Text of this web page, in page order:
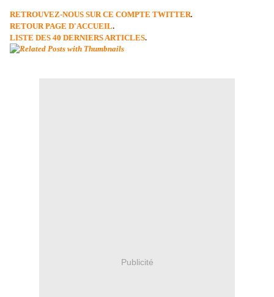
RETROUVEZ-NOUS SUR CE COMPTE TWITTER.
RETOUR PAGE D'ACCUEIL.
LISTE DES 40 DERNIERS ARTICLES.
Publicité